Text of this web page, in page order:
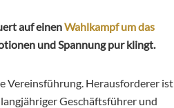
auf einenWahlkampf um das
und Spannung pur klingt.
Vereinsführung. Herausforderer ist
Geschäftsführer und